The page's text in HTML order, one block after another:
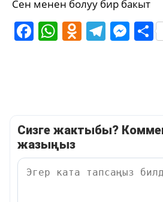
Сен менен болуу бир бакыт
Facebook
WhatsApp
Сизге жактыбы?
жазыңыз